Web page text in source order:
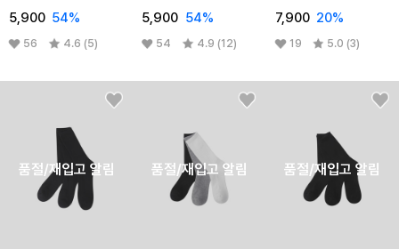
5,900 54%
56 4.6 (5)
5,900 54%
54 4.9 (12)
7,900 20%
19 5.0 (3)
품절/재입고 알림 품절/재입고 알림 품절/재입고 알림